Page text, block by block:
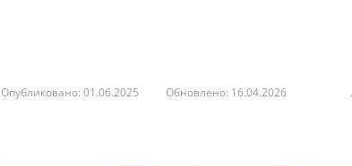
Опубликовано: 01.06.2025 Обновлено: 16.04.2026